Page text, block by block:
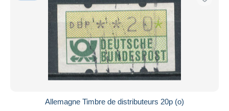
Allemagne Timbre de distributeurs 20p (o)